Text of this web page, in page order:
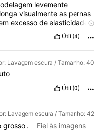
levemente
visualmenteas pernas
excessodeelasticidade,
bem
ssicos.É
bemcomcamisas,blazers
as medidasde
Útil (4)
Lavagem escura / Tamanho: 40
Útil (0)
Lavagem escura / Tamanho: 42
grosso .
Fiel às imagens